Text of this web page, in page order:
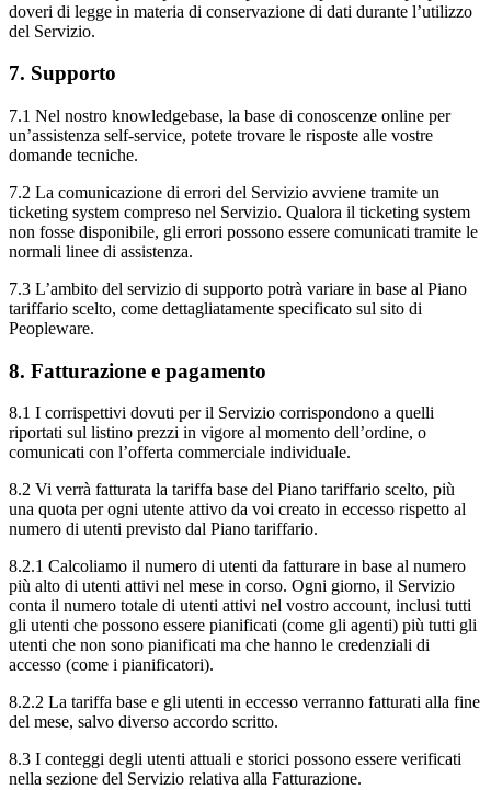
doveri di legge in materia di conservazione di dati durante l’utilizzo
del Servizio.
7. Supporto
7.1 Nel nostro knowledgebase, la base di conoscenze online per
un’assistenza self-service, potete trovare le risposte alle vostre
domande tecniche.
7.2 La comunicazione di errori del Servizio avviene tramite un
ticketing system compreso nel Servizio. Qualora il ticketing system
non fosse disponibile, gli errori possono essere comunicati tramite le
normali linee di assistenza.
7.3 L’ambito del servizio di supporto potrà variare in base al Piano
tariffario scelto, come dettagliatamente specificato sul sito di
Peopleware.
8. Fatturazione e pagamento
8.1 I corrispettivi dovuti per il Servizio corrispondono a quelli
riportati sul listino prezzi in vigore al momento dell’ordine, o
comunicati con l’offerta commerciale individuale.
8.2 Vi verrà fatturata la tariffa base del Piano tariffario scelto, più
una quota per ogni utente attivo da voi creato in eccesso rispetto al
numero di utenti previsto dal Piano tariffario.
8.2.1 Calcoliamo il numero di utenti da fatturare in base al numero
più alto di utenti attivi nel mese in corso. Ogni giorno, il Servizio
conta il numero totale di utenti attivi nel vostro account, inclusi tutti
gli utenti che possono essere pianificati (come gli agenti) più tutti gli
utenti che non sono pianificati ma che hanno le credenziali di
accesso (come i pianificatori).
8.2.2 La tariffa base e gli utenti in eccesso verranno fatturati alla fine
del mese, salvo diverso accordo scritto.
8.3 I conteggi degli utenti attuali e storici possono essere verificati
nella sezione del Servizio relativa alla Fatturazione.